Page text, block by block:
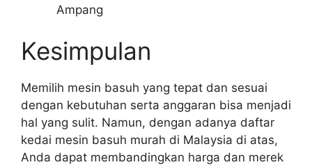
Ampang
Kesimpulan
Memilih mesin basuh yang tepat dan sesuai
dengan kebutuhan serta anggaran bisa menjadi
hal yang sulit. Namun, dengan adanya daftar
kedai mesin basuh murah di Malaysia di atas,
Anda dapat membandingkan harga dan merek